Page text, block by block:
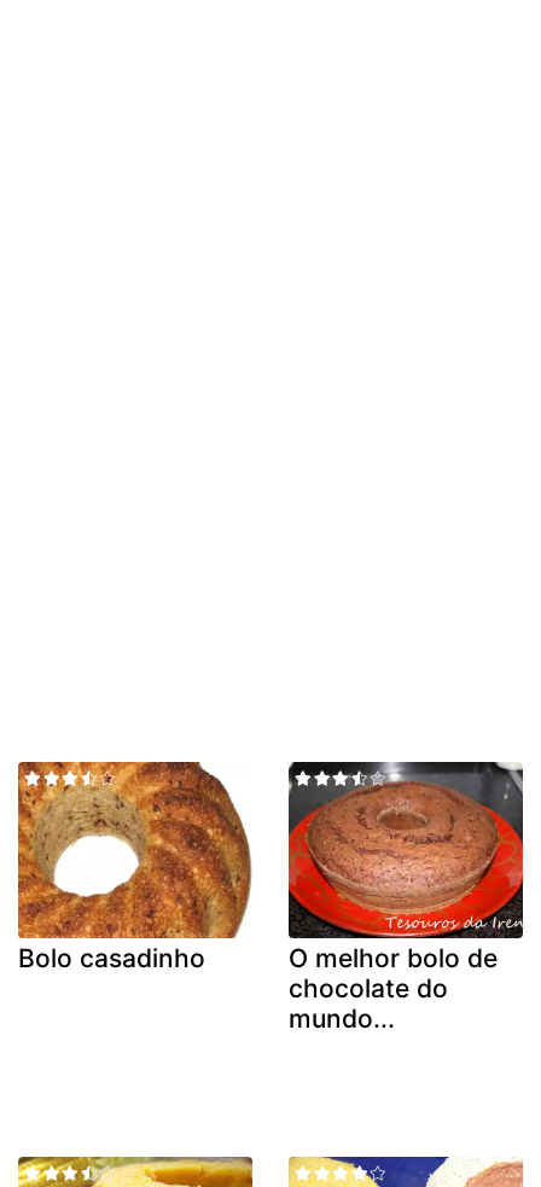
Bolo casadinho
O melhor bolo de
chocolate do
mundo...